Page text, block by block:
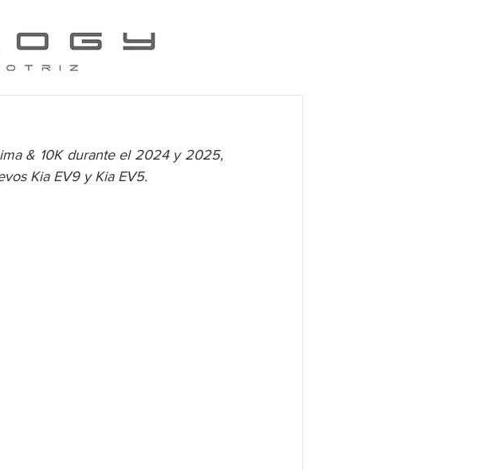
& 10K durante el 2024 y 2025,
Kia EV9 y Kia EV5.